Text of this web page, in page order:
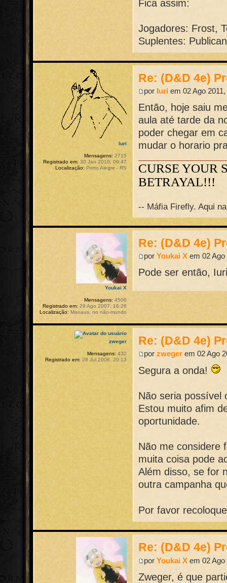
Fica assim:
Jogadores: Frost,
Suplentes:
Re: (D&D 4e)
por Iuri em 02 Ago
Então, hoje saiu
aula até tarde da
poder chegar em
mudar o horario
CURSE YOUR
BETRAYAL!!!
-- Máfia Firefly. Aqui
Iuri
Mensagens: 2715
Registrado em: 30 Jan 2010, 09:47
Localização: Porto Alegre - RS
Re: (D&D 4e)
porYoukai X em 02 Ago
Pode ser então,
Youkai X
Mensagens: 4506
Registrado em: 29 Ago 2007, 16:26
Localização: Manaus, no não-mundo
Re: (D&D 4e)
porzweger em 02 Ago
Segura a onda!
Não seria possível
Estou muito afim
oportunidade.
Não me considere
muita coisa pode
Além disso, se for
outra campanha
Por favor
zweger
Mensagens: 432
Registrado em: 28 Jul 2008, 20:13
Re: (D&D 4e)
porYoukai X em 02 Ago
Zweger, é que